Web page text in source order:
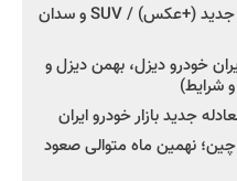
کرمان موتور به دنبال ۲ محصول جدید (+عکس) / SUV و سدان
خودرو دیزل، بهمن دیزل و
جدید بازار خودرو ایران
چین؛ نهمین ماه متوالی صعود